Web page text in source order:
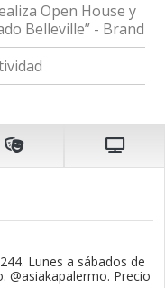
Open House y
Belleville” - Brand
Lunes a sábados de
@asiakapalermo. Precio